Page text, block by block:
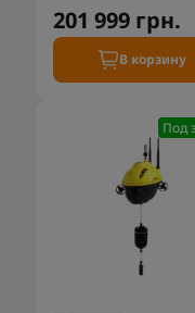
201 999 грн.
В корзину
Под